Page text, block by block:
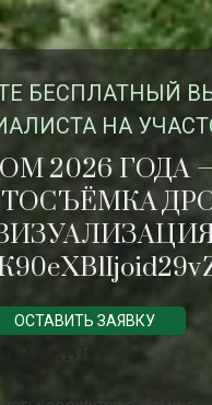
БЕСПЛАТНЫЙ
НА
2026 ГОДА
ОСТАВИТЬ ЗАЯВКУ